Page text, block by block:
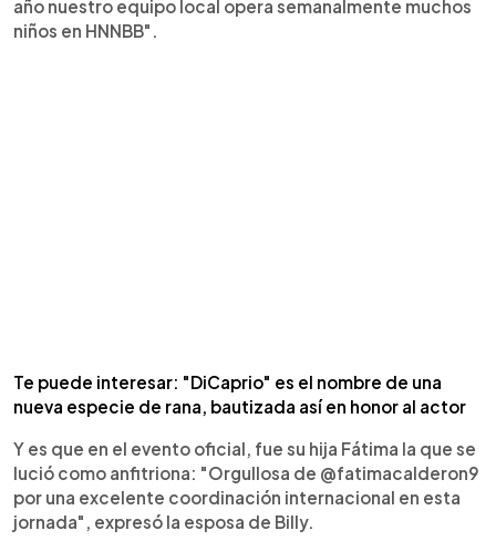
año nuestro equipo local opera semanalmente muchos
niños en HNNBB".
Te puede interesar: "DiCaprio" es el nombre de una
nueva especie de rana, bautizada así en honor al actor
Y es que en el evento oficial, fue su hija Fátima la que se
lució como anfitriona: "Orgullosa de @fatimacalderon9
por una excelente coordinación internacional en esta
jornada", expresó la esposa de Billy.